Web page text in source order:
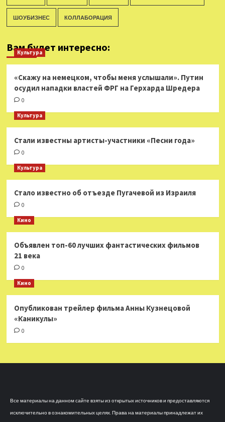
ШОУБИЗНЕС КОЛЛАБОРАЦИЯ
Вам будет интересно:
Культура
«Скажу на немецком, чтобы меня услышали». Путин
осудил нападки властей ФРГ на Герхарда Шредера
0
Культура
Стали известны артисты-участники «Песни года»
0
Культура
Стало известно об отъезде Пугачевой из Израиля
0
Кино
Объявлен топ-60 лучших фантастических фильмов
21 века
0
Кино
Опубликован трейлер фильма Анны Кузнецовой
«Каникулы»
0
Все материалы на данном сайте взяты из открытых источников и предоставляются
исключительно в ознакомительных целях. Права на материалы принадлежат их